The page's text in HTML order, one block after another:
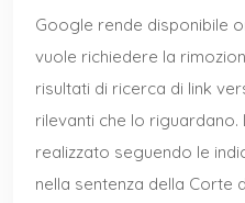
Google rende disponibile
vuole richiedere la
risultati di ricerca di link
rilevanti che lo
realizzato seguendo le
nella sentenza della Corte